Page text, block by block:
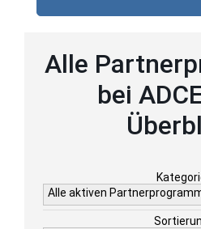
Alle
bei
Alle aktiven